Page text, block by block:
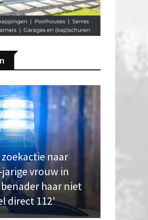
naar
vrouw in
haar niet
direct 112'